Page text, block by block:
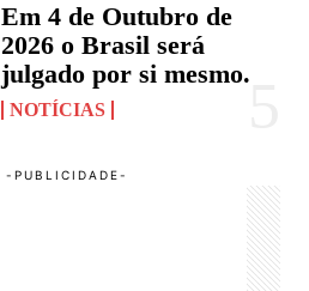
Em 4 de Outubro de
2026 o Brasil será
julgado por si mesmo.
NOTÍCIAS